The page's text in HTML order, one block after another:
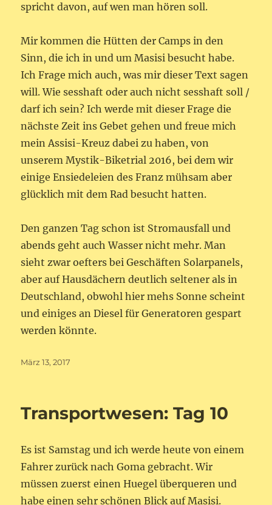
spricht davon, auf wen man hören soll.
Mir kommen die Hütten der Camps in den
Sinn, die ich in und um Masisi besucht habe.
Ich Frage mich auch, was mir dieser Text sagen
will. Wie sesshaft oder auch nicht sesshaft soll /
darf ich sein? Ich werde mit dieser Frage die
nächste Zeit ins Gebet gehen und freue mich
mein Assisi-Kreuz dabei zu haben, von
unserem Mystik-Biketrial 2016, bei dem wir
einige Ensiedeleien des Franz mühsam aber
glücklich mit dem Rad besucht hatten.
Den ganzen Tag schon ist Stromausfall und
abends geht auch Wasser nicht mehr. Man
sieht zwar oefters bei Geschäften Solarpanels,
aber auf Hausdächern deutlich seltener als in
Deutschland, obwohl hier mehs Sonne scheint
und einiges an Diesel für Generatoren gespart
werden könnte.
Veröffentlicht
März 13, 2017
Transportwesen: Tag 10
Es ist Samstag und ich werde heute von einem
Fahrer zurück nach Goma gebracht. Wir
müssen zuerst einen Huegel überqueren und
habe einen sehr schönen Blick auf Masisi.